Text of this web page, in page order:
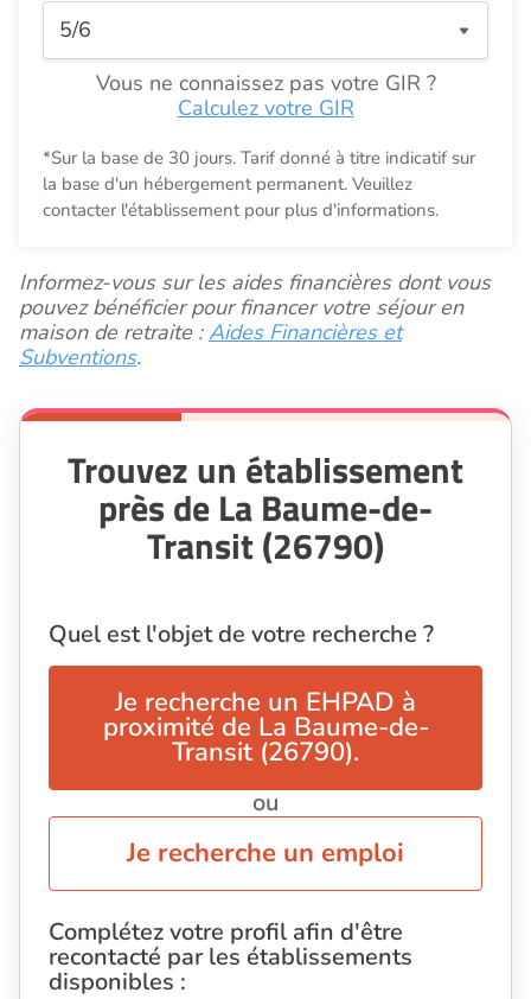
Vous ne connaissez pas votre GIR ?
Calculez votre GIR
*Sur la base de 30 jours. Tarif donné à titre indicatif sur
la base d'un hébergement permanent. Veuillez
contacter l'établissement pour plus d'informations.
Informez-vous sur les aides financières dont vous
pouvez bénéficier pour financer votre séjour en
maison de retraite :Aides Financières et
Subventions.
Trouvez un établissement
près de La Baume-de-
Transit (26790)
Quel est l'objet de votre recherche ?
Je recherche un EHPAD à
proximité de La Baume-de-
Transit (26790).
ou
Je recherche un emploi
Complétez votre profil afin d'être
recontacté par les établissements
disponibles :